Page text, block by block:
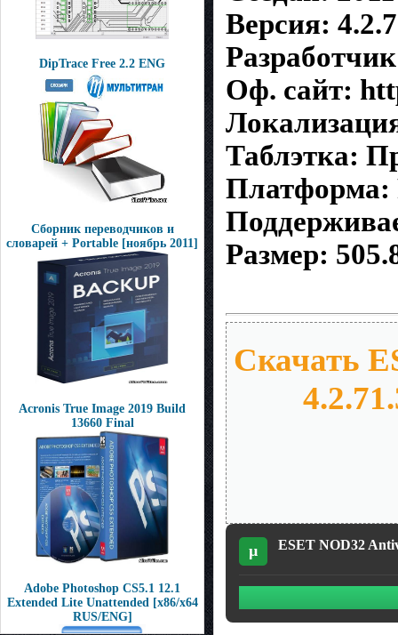
DipTrace Free 2.2 ENG
Сборник переводчиков и
словарей + Portable [ноябрь 2011]
Acronis True Image 2019 Build
13660 Final
Adobe Photoshop CS5.1 12.1
Extended Lite Unattended [x86/x64
RUS/ENG]
Версия:
Оф. сайт:
Таблэтка:
Платформа:
Размер:
Скачать
µ ESET NOD32